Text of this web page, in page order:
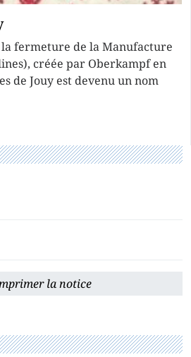
la fermeture de la Manufacture
créée par Oberkampf en
de Jouy est devenu un nom
la notice